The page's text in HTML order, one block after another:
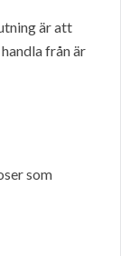
är att
från är
som